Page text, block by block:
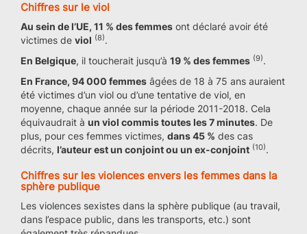
Chiffres sur le viol
Au sein de l’UE, 11 % des femmes ont déclaré avoir été
victimes de viol (8).
En Belgique, il toucherait jusqu’à 19 % des femmes (9).
En France, 94 000 femmes âgées de 18 à 75 ans auraient
été victimes d’un viol ou d’une tentative de viol, en
moyenne, chaque année sur la période 2011-2018. Cela
équivaudrait à un viol commis toutes les 7 minutes. De
plus, pour ces femmes victimes, dans 45 % des cas
décrits, l’auteur est un conjoint ou un ex-conjoint (10).
Chiffres sur les violences envers les femmes dans la
sphère publique
Les violences sexistes dans la sphère publique (au travail,
dans l’espace public, dans les transports, etc.) sont